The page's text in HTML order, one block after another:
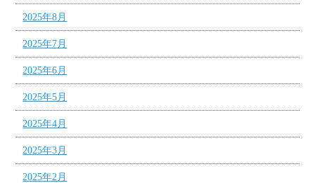
2025年8月
2025年7月
2025年6月
2025年5月
2025年4月
2025年3月
2025年2月